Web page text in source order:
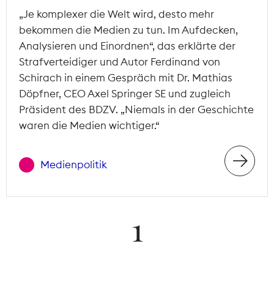
„Je komplexer die Welt wird, desto mehr
bekommen die Medien zu tun. Im Aufdecken,
Analysieren und Einordnen“, das erklärte der
Strafverteidiger und Autor Ferdinand von
Schirach in einem Gespräch mit Dr. Mathias
Döpfner, CEO Axel Springer SE und zugleich
Präsident des BDZV. „Niemals in der Geschichte
waren die Medien wichtiger.“
Medienpolitik
1